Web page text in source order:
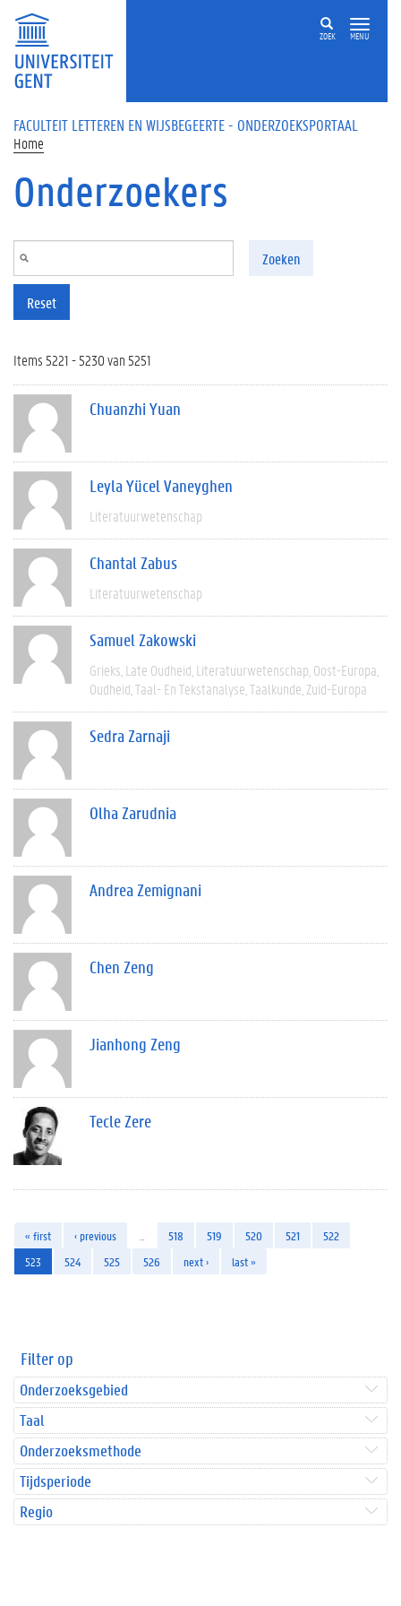
Overslaan en naar de inhoud gaan
ZOEK MENU
FACULTEIT LETTEREN EN WIJSBEGEERTE - ONDERZOEKSPORTAAL
Home
Onderzoekers
Zoeken
Reset
Items 5221 - 5230 van 5251
Chuanzhi Yuan
Leyla Yücel Vaneyghen
Literatuurwetenschap
Chantal Zabus
Literatuurwetenschap
Samuel Zakowski
Grieks Late Oudheid Literatuurwetenschap Oost-Europa
Oudheid Taal- En Tekstanalyse Taalkunde Zuid-Europa
Sedra Zarnaji
Olha Zarudnia
Andrea Zemignani
Chen Zeng
Jianhong Zeng
Tecle Zere
« first ‹ previous 518 519 520 521
522
523
524 525 526 next › last »
Filter op
Onderzoeksgebied
Taal
Onderzoeksmethode
Tijdsperiode
Regio